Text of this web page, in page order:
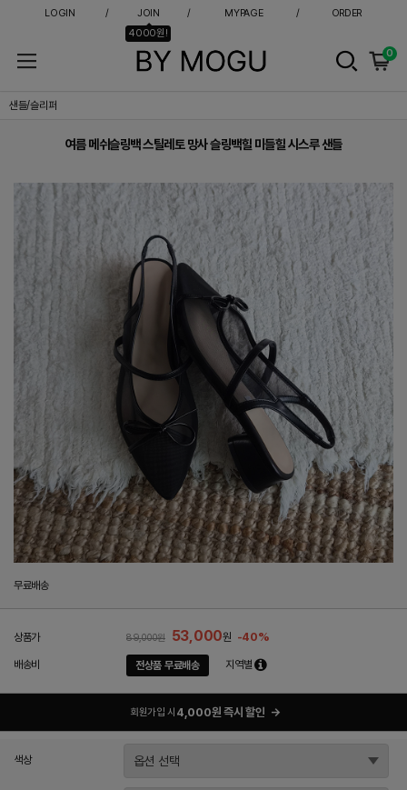
LOGIN
JOIN
4000원!
MYPAGE ORDER
0
여름 메쉬슬링백 스틸레토 망사 슬링백힐 미들힐 시스루 샌들
샌들/슬리퍼
여름 메쉬슬링백 스틸레토 망사 슬링백힐 미들힐 시스루 샌들
무료배송
상품가 89,000원 53,000원 -40%
배송비 전상품 무료배송 지역별
회원가입 시 4,000원 즉시 할인 →
색상